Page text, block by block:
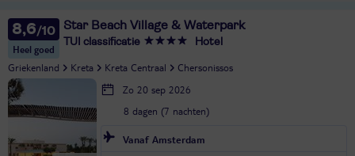
8,6
Heel goed
Star Beach Village & Waterpark
TUI classificatie Hotel
Griekenland Kreta Kreta Centraal Chersonissos
Zo 20 sep 2026
8 dagen (7 nachten)
Vanaf Amsterdam